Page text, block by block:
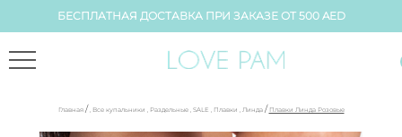
БЕСПЛАТНАЯ ДОСТАВКА ПРИ ЗАКАЗЕ ОТ 500 AED
Главная / , Все купальники , Раздельные, SALE , Плавки , Линда / Плавки Линда Розовые